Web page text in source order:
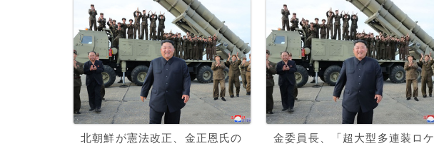
北朝鮮が憲法改正、金正恩氏の
金委員長、「超大型多連装ロケ